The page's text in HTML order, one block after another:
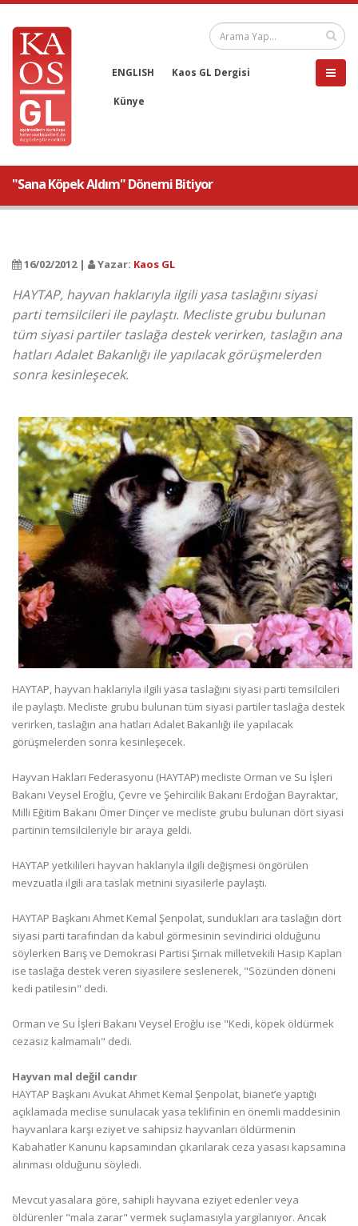
ENGLISH Kaos GL Dergisi
Künye
"Sana Köpek Aldım" Dönemi Bitiyor
16/02/2012 | Yazar: Kaos GL
HAYTAP, hayvan haklarıyla ilgili yasa taslağını siyasi
parti temsilcileri ile paylaştı. Mecliste grubu bulunan
tüm siyasi partiler taslağa destek verirken, taslağın ana
hatları Adalet Bakanlığı ile yapılacak görüşmelerden
sonra kesinleşecek.
HAYTAP, hayvan haklarıyla ilgili yasa taslağını siyasi parti temsilcileri
ile paylaştı. Mecliste grubu bulunan tüm siyasi partiler taslağa destek
verirken, taslağın ana hatları Adalet Bakanlığı ile yapılacak
görüşmelerden sonra kesinleşecek.
Hayvan Hakları Federasyonu (HAYTAP) mecliste Orman ve Su İşleri
Bakanı Veysel Eroğlu, Çevre ve Şehircilik Bakanı Erdoğan Bayraktar,
Milli Eğitim Bakanı Ömer Dinçer ve mecliste grubu bulunan dört siyasi
partinin temsilcileriyle bir araya geldi.
HAYTAP yetkilileri hayvan haklarıyla ilgili değişmesi öngörülen
mevzuatla ilgili ara taslak metnini siyasilerle paylaştı.
HAYTAP Başkanı Ahmet Kemal Şenpolat, sundukları ara taslağın dört
siyasi parti tarafından da kabul görmesinin sevindirici olduğunu
söylerken Barış ve Demokrasi Partisi Şırnak milletvekili Hasip Kaplan
ise taslağa destek veren siyasilere seslenerek, "Sözünden döneni
kedi patilesin" dedi.
Orman ve Su İşleri Bakanı Veysel Eroğlu ise "Kedi, köpek öldürmek
cezasız kalmamalı" dedi.
Hayvan mal değil candır
HAYTAP Başkanı Avukat Ahmet Kemal Şenpolat, bianet’e yaptığı
açıklamada meclise sunulacak yasa teklifinin en önemli maddesinin
hayvanlara karşı eziyet ve sahipsiz hayvanları öldürmenin
Kabahatler Kanunu kapsamından çıkarılarak ceza yasası kapsamına
alınması olduğunu söyledi.
Mevcut yasalara göre, sahipli hayvana eziyet edenler veya
öldürenler "mala zarar" vermek suçlamasıyla yargılanıyor. Ancak